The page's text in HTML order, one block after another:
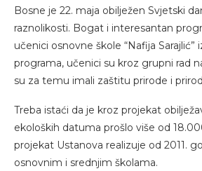
Bosne je 22. maja obilježen Svjetski
raznolikosti. Bogat i interesantan
učenici osnovne škole “Nafija Sarajlić”
programa, učenici su kroz grupni rad
su za temu imali zaštitu prirode i
Treba istaći da je kroz projekat
ekoloških datuma prošlo više od
projekat Ustanova realizuje od 2011.
osnovnim i srednjim školama.